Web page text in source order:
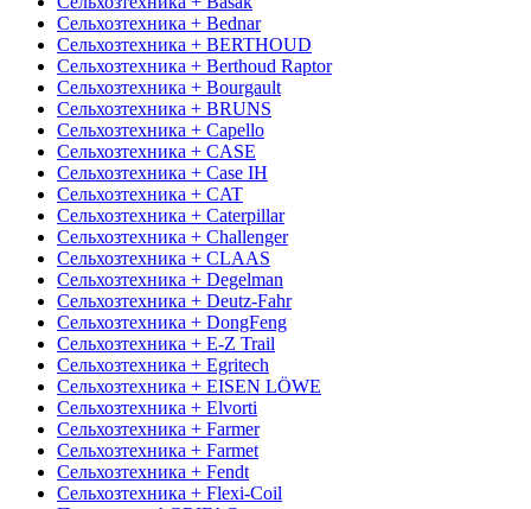
Сельхозтехника + Bednar
Сельхозтехника + BERTHOUD
Сельхозтехника + Berthoud Raptor
Сельхозтехника + Bourgault
Сельхозтехника + BRUNS
Сельхозтехника + Capello
Сельхозтехника + CASE
Сельхозтехника + Case IH
Сельхозтехника + CAT
Сельхозтехника + Caterpillar
Сельхозтехника + Challenger
Сельхозтехника + CLAAS
Сельхозтехника + Degelman
Сельхозтехника + Deutz-Fahr
Сельхозтехника + DongFeng
Сельхозтехника + E-Z Trail
Сельхозтехника + Egritech
Сельхозтехника + EISEN LÖWE
Сельхозтехника + Elvorti
Сельхозтехника + Farmer
Сельхозтехника + Farmet
Сельхозтехника + Fendt
Сельхозтехника + Flexi-Coil